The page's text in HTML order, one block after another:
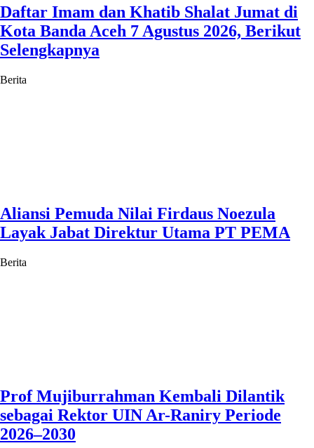
Daftar Imam dan Khatib Shalat Jumat di
Kota Banda Aceh 7 Agustus 2026, Berikut
Selengkapnya
Berita
Aliansi Pemuda Nilai Firdaus Noezula
Layak Jabat Direktur Utama PT PEMA
Berita
Prof Mujiburrahman Kembali Dilantik
sebagai Rektor UIN Ar-Raniry Periode
2026–2030